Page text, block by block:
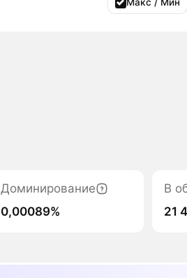
Макс / Мин
Доминирование
0,00089%
В
21